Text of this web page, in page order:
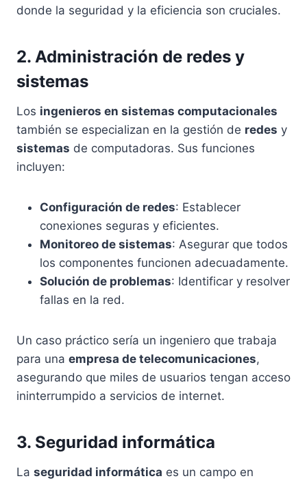
donde la seguridad y la eficiencia son cruciales.
2. Administración de redes y
sistemas
Los ingenieros en sistemas computacionales
también se especializan en la gestión de redes y
sistemas de computadoras. Sus funciones
incluyen:
Configuración de redes: Establecer
conexiones seguras y eficientes.
Monitoreo de sistemas: Asegurar que todos
los componentes funcionen adecuadamente.
Solución de problemas: Identificar y resolver
fallas en la red.
Un caso práctico sería un ingeniero que trabaja
para una empresa de telecomunicaciones,
asegurando que miles de usuarios tengan acceso
ininterrumpido a servicios de internet.
3. Seguridad informática
La seguridad informática es un campo en